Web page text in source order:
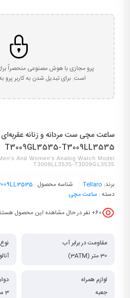
پرو مجازی با هوش مصنوعی منحصراً
است. برای تبدیل شدن به کاربر پرو
T3009GL3535-T3009LL3535
And Women's Analog Watch Model
T3009LL3535-T3009GL3535
برند: Tellaro شناسه محصول :
دسته : ساعت مچی
60+ نفر در حال مشاهده این محصول
مقاومت در برابر آب
30 متر (3ATM)
لوازم همراه
جعبه
3 سال